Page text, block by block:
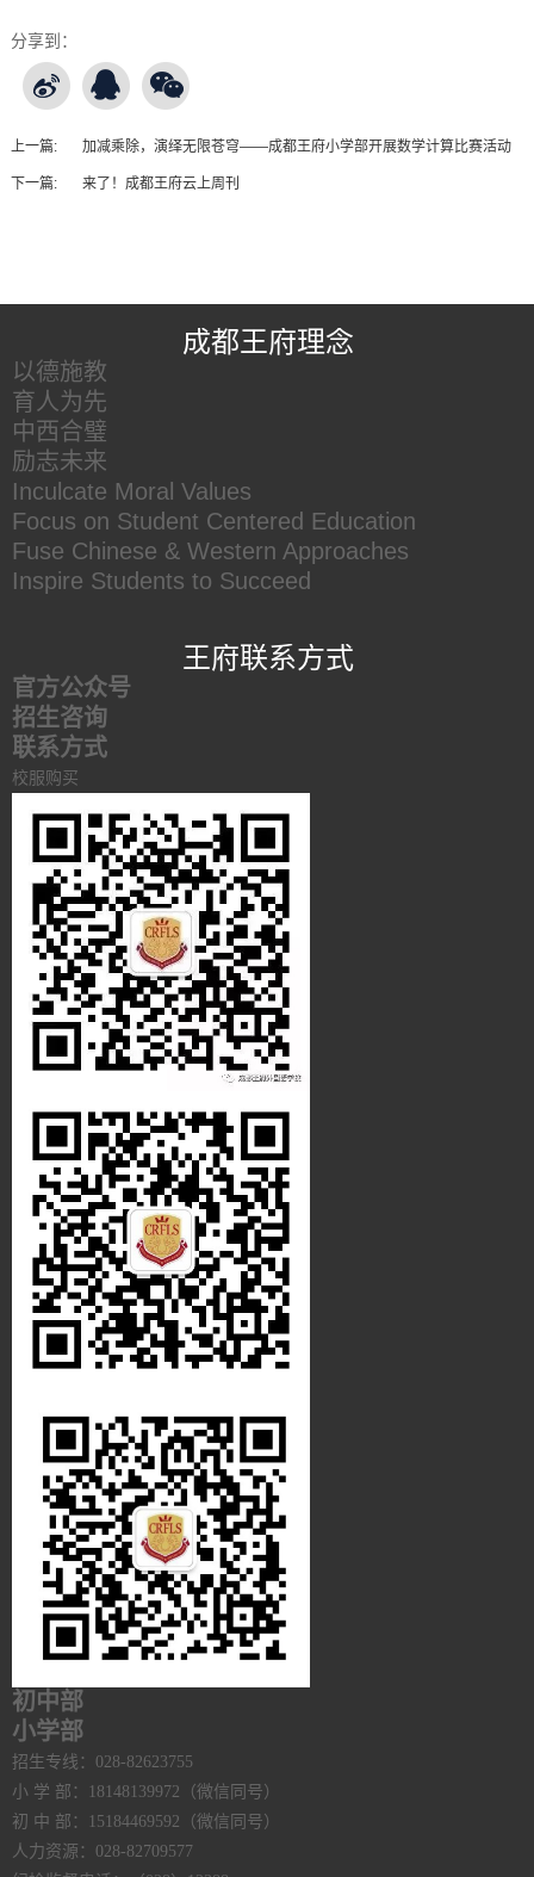
分享到：
上一篇: 加减乘除，演绎无限苍穹——成都王府小学部开展数学计算比赛活动
下一篇: 来了！成都王府云上周刊
成都王府理念
以德施教
育人为先
中西合璧
励志未来
Inculcate Moral Values
Focus on Student Centered Education
Fuse Chinese & Western Approaches
Inspire Students to Succeed
王府联系方式
官方公众号
招生咨询
联系方式
校服购买
初中部
小学部
招生专线：028-82623755
小 学 部：18148139972（微信同号）
初 中 部：15184469592（微信同号）
人力资源：028-82709577